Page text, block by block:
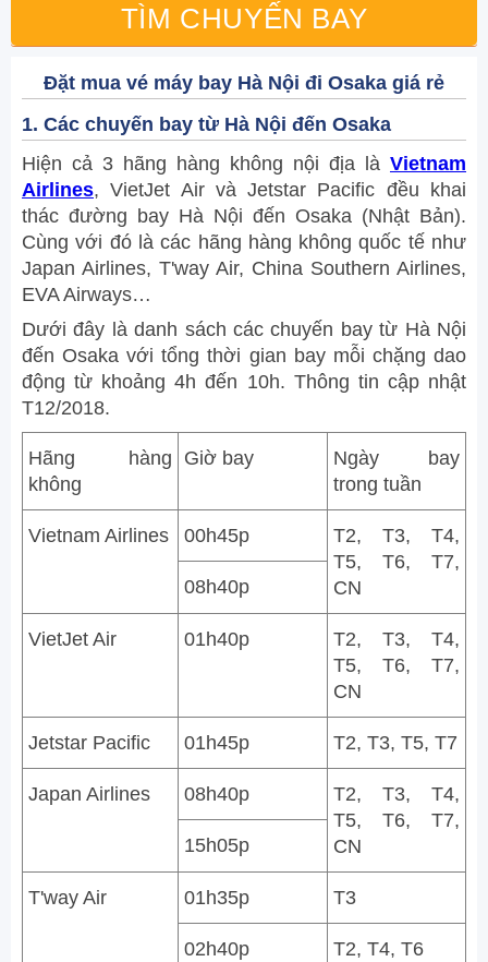
TÌM CHUYẾN BAY
Đặt mua vé máy bay Hà Nội đi Osaka giá rẻ
1. Các chuyến bay từ Hà Nội đến Osaka
Hiện cả 3 hãng hàng không nội địa là Vietnam
Airlines, VietJet Air và Jetstar Pacific đều khai
thác đường bay Hà Nội đến Osaka (Nhật Bản).
Cùng với đó là các hãng hàng không quốc tế như
Japan Airlines, T'way Air, China Southern Airlines,
EVA Airways…
Dưới đây là danh sách các chuyến bay từ Hà Nội
đến Osaka với tổng thời gian bay mỗi chặng dao
động từ khoảng 4h đến 10h. Thông tin cập nhật
T12/2018.
Hãng hàng
không
Giờ bay
Ngày bay
trong tuần
Vietnam Airlines 00h45p
T2, T3, T4,
T5, T6, T7,
CN
08h40p
VietJet Air 01h40p
T2, T3, T4,
T5, T6, T7,
CN
Jetstar Pacific 01h45p T2, T3, T5, T7
Japan Airlines 08h40p
T2, T3, T4,
T5, T6, T7,
CN
15h05p
T'way Air 01h35p T3
02h40p T2, T4, T6